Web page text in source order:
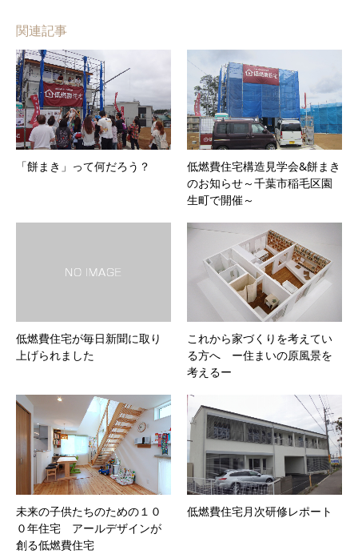
関連記事
「餅まき」って何だろう？
低燃費住宅構造見学会&餅まき
のお知らせ～千葉市稲毛区園
生町で開催～
低燃費住宅が毎日新聞に取り
上げられました
これから家づくりを考えてい
る方へ ー住まいの原風景を
考えるー
未来の子供たちのための１０
０年住宅 アールデザインが
創る低燃費住宅
低燃費住宅月次研修レポート